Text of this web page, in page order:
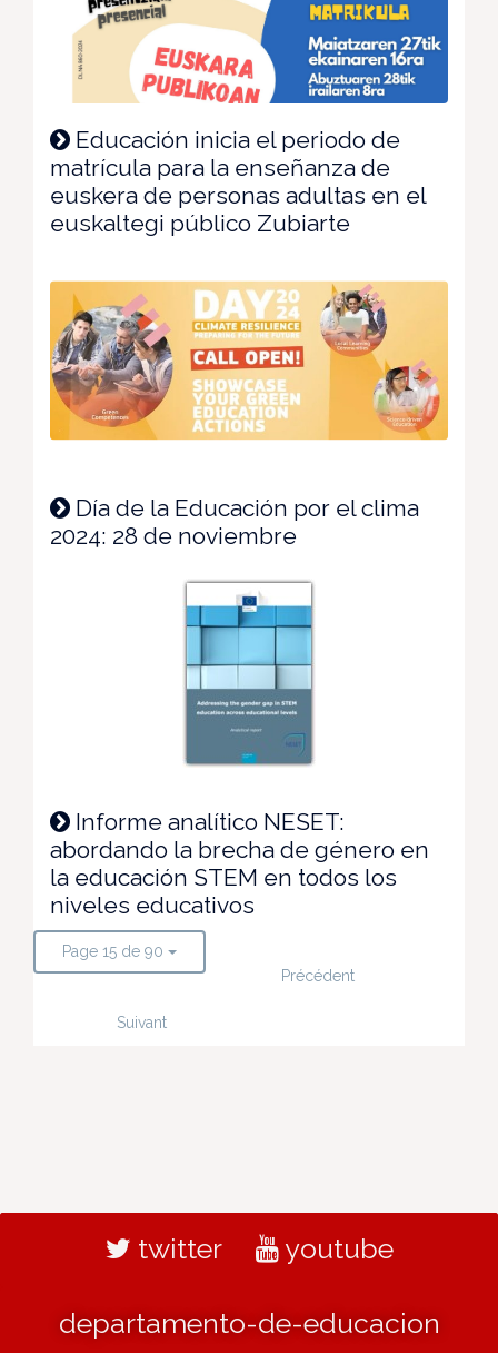
Educación inicia el periodo de
matrícula para la enseñanza de
euskera de personas adultas en el
euskaltegi público Zubiarte
Día de la Educación por el clima
2024: 28 de noviembre
Informe analítico NESET:
abordando la brecha de género en
la educación STEM en todos los
niveles educativos
Page 15 de 90
Précédent
Suivant
twitter youtube
departamento-de-educacion